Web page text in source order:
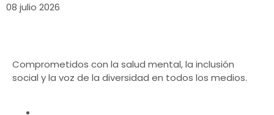
08 julio 2026
Comprometidos con la salud mental, la inclusión
social y la voz de la diversidad en todos los medios.